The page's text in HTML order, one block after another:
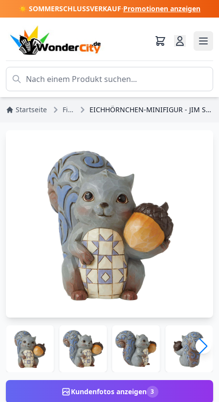
☀️ SOMMERSCHLUSSVERKAUF·Promotionen anzeigen
Startseite Figuren EICHHÖRNCHEN-MINIFIGUR - JIM SHORE HEARTWOOD CREEK
Kundenfotos anzeigen 3